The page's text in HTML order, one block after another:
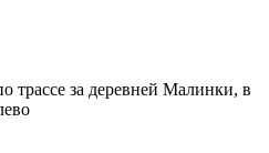
трассе за деревней Малинки, в